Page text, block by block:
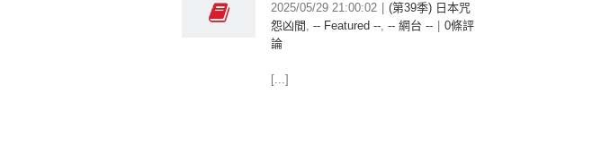
2025/05/29 21:00:02
(第39季) 日本咒
怨凶間 , -- Featured --, -- 網台 --
0條評
論
[...]